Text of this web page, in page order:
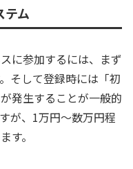
テム
に参加するには、まず
そして登録時には「初
発生することが一般的
が、1万円〜数万円程
す。